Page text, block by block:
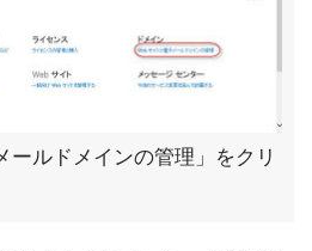
ールドメインの管理」をクリ